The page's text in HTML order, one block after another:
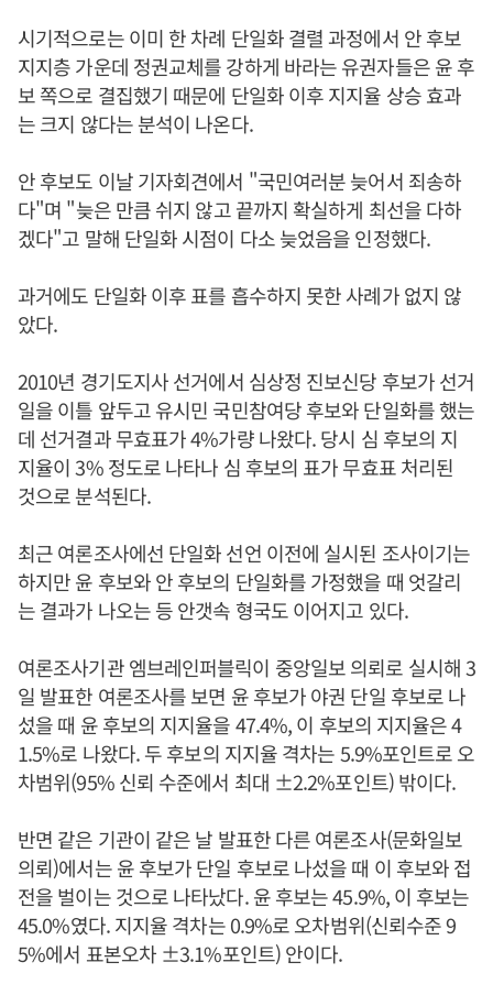
시기적으로는 이미 한 차례 단일화 결렬 과정에서 안 후보
지지층 가운데 정권교체를 강하게 바라는 유권자들은 윤 후
보 쪽으로 결집했기 때문에 단일화 이후 지지율 상승 효과
는 크지 않다는 분석이 나온다.
안 후보도 이날 기자회견에서 "국민여러분 늦어서 죄송하
다"며 "늦은 만큼 쉬지 않고 끝까지 확실하게 최선을 다하
겠다"고 말해 단일화 시점이 다소 늦었음을 인정했다.
과거에도 단일화 이후 표를 흡수하지 못한 사례가 없지 않
았다.
2010년 경기도지사 선거에서 심상정 진보신당 후보가 선거
일을 이틀 앞두고 유시민 국민참여당 후보와 단일화를 했는
데 선거결과 무효표가 4%가량 나왔다. 당시 심 후보의 지
지율이 3% 정도로 나타나 심 후보의 표가 무효표 처리된
것으로 분석된다.
최근 여론조사에선 단일화 선언 이전에 실시된 조사이기는
하지만 윤 후보와 안 후보의 단일화를 가정했을 때 엇갈리
는 결과가 나오는 등 안갯속 형국도 이어지고 있다.
여론조사기관 엠브레인퍼블릭이 중앙일보 의뢰로 실시해 3
일 발표한 여론조사를 보면 윤 후보가 야권 단일 후보로 나
섰을 때 윤 후보의 지지율을 47.4%, 이 후보의 지지율은 4
1.5%로 나왔다. 두 후보의 지지율 격차는 5.9%포인트로 오
차범위(95% 신뢰 수준에서 최대 ±2.2%포인트) 밖이다.
반면 같은 기관이 같은 날 발표한 다른 여론조사(문화일보
의뢰)에서는 윤 후보가 단일 후보로 나섰을 때 이 후보와 접
전을 벌이는 것으로 나타났다. 윤 후보는 45.9%, 이 후보는
45.0%였다. 지지율 격차는 0.9%로 오차범위(신뢰수준 9
5%에서 표본오차 ±3.1%포인트) 안이다.